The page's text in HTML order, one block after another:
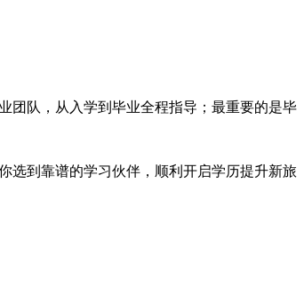
团队，从入学到毕业全程指导；最重要的是毕
选到靠谱的学习伙伴，顺利开启学历提升新旅